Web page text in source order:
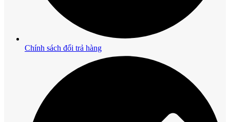
Chính sách đổi trả hàng